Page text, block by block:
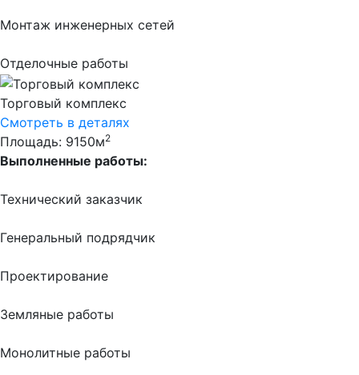
Монтаж инженерных сетей
Отделочные работы
Торговый комплекс
Смотреть в деталях
Площадь: 9150м2
Выполненные работы:
Технический заказчик
Генеральный подрядчик
Проектирование
Земляные работы
Монолитные работы